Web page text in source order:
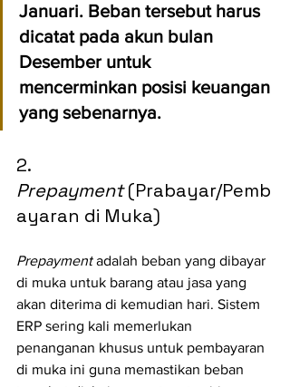
Januari. Beban tersebut harus
dicatat pada akun bulan
Desember untuk
mencerminkan posisi keuangan
yang sebenarnya.
2.
Prepayment (Prabayar/Pemb
ayaran di Muka)
Prepayment adalah beban yang dibayar
di muka untuk barang atau jasa yang
akan diterima di kemudian hari. Sistem
ERP sering kali memerlukan
penanganan khusus untuk pembayaran
di muka ini guna memastikan beban